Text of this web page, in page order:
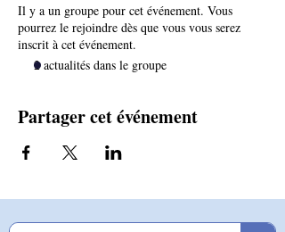
Il y a un groupe pour cet événement. Vous
pourrez le rejoindre dès que vous vous serez
inscrit à cet événement.
2 actualités dans le groupe
Partager cet événement